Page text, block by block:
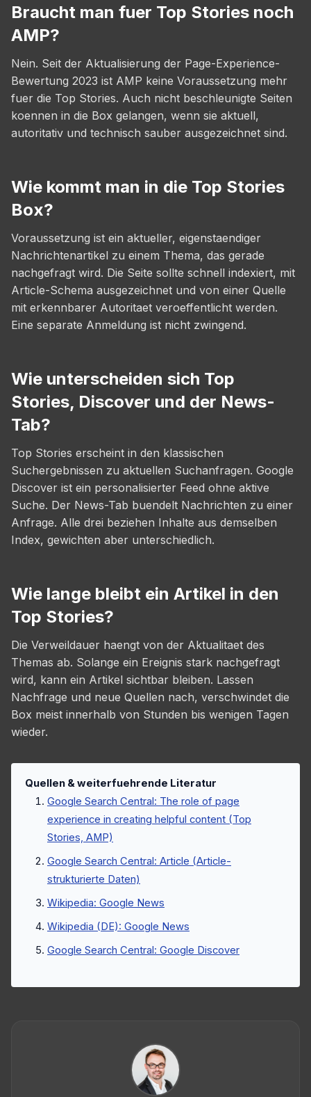
Braucht man fuer Top Stories noch
AMP?
Nein. Seit der Aktualisierung der Page-Experience-
Bewertung 2023 ist AMP keine Voraussetzung mehr
fuer die Top Stories. Auch nicht beschleunigte Seiten
koennen in die Box gelangen, wenn sie aktuell,
autoritativ und technisch sauber ausgezeichnet sind.
Wie kommt man in die Top Stories
Box?
Voraussetzung ist ein aktueller, eigenstaendiger
Nachrichtenartikel zu einem Thema, das gerade
nachgefragt wird. Die Seite sollte schnell indexiert, mit
Article-Schema ausgezeichnet und von einer Quelle
mit erkennbarer Autoritaet veroeffentlicht werden.
Eine separate Anmeldung ist nicht zwingend.
Wie unterscheiden sich Top
Stories, Discover und der News-
Tab?
Top Stories erscheint in den klassischen
Suchergebnissen zu aktuellen Suchanfragen. Google
Discover ist ein personalisierter Feed ohne aktive
Suche. Der News-Tab buendelt Nachrichten zu einer
Anfrage. Alle drei beziehen Inhalte aus demselben
Index, gewichten aber unterschiedlich.
Wie lange bleibt ein Artikel in den
Top Stories?
Die Verweildauer haengt von der Aktualitaet des
Themas ab. Solange ein Ereignis stark nachgefragt
wird, kann ein Artikel sichtbar bleiben. Lassen
Nachfrage und neue Quellen nach, verschwindet die
Box meist innerhalb von Stunden bis wenigen Tagen
wieder.
Quellen & weiterfuehrende Literatur
Google Search Central: The role of page
experience in creating helpful content (Top
Stories, AMP)
Google Search Central: Article (Article-
strukturierte Daten)
Wikipedia: Google News
Wikipedia (DE): Google News
Google Search Central: Google Discover